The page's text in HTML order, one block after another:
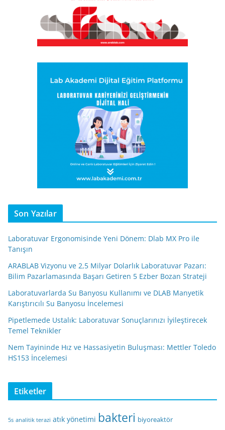
Son Yazılar
Laboratuvar Ergonomisinde Yeni Dönem: Dlab MX Pro ile
Tanışın
ARABLAB Vizyonu ve 2,5 Milyar Dolarlık Laboratuvar Pazarı:
Bilim Pazarlamasında Başarı Getiren 5 Ezber Bozan Strateji
Laboratuvarlarda Su Banyosu Kullanımı ve DLAB Manyetik
Karıştırıcılı Su Banyosu İncelemesi
Pipetlemede Ustalık: Laboratuvar Sonuçlarınızı İyileştirecek
Temel Teknikler
Nem Tayininde Hız ve Hassasiyetin Buluşması: Mettler Toledo
HS153 İncelemesi
Etiketler
5s analitik terazi atık yönetimi bakteri biyoreaktör